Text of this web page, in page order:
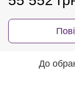
До